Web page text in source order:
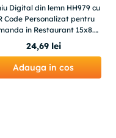
Digital din lemn HH979 cu
Code Personalizat pentru
in Restaurant 15x8.5
24,69 lei
Adauga in cos